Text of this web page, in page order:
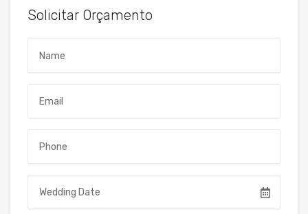
Solicitar Orçamento
Name
Email
Telefone
Data do Evento